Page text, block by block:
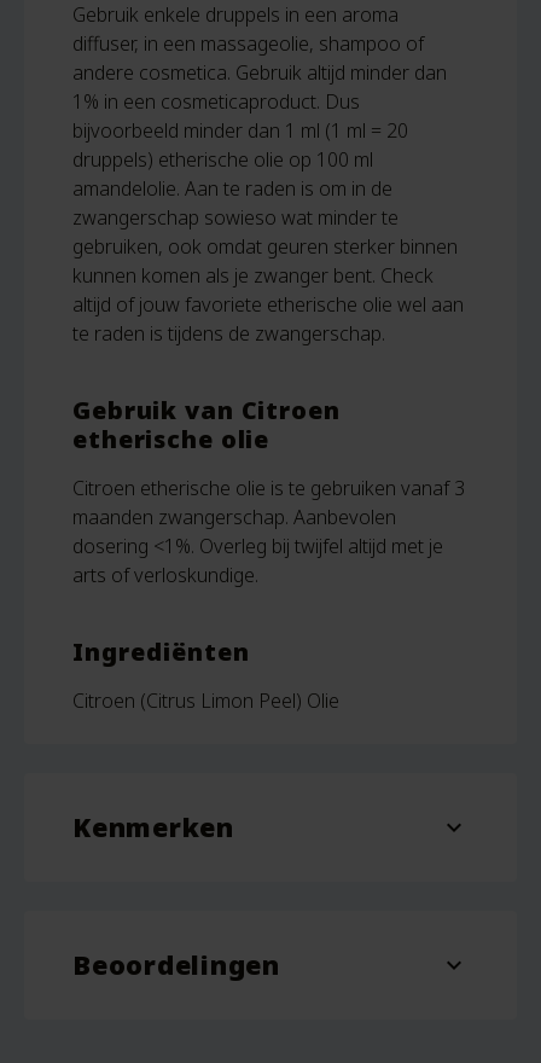
Gebruik enkele druppels in een aroma
diffuser, in een massageolie, shampoo of
andere cosmetica. Gebruik altijd minder dan
1% in een cosmeticaproduct. Dus
bijvoorbeeld minder dan 1 ml (1 ml = 20
druppels) etherische olie op 100 ml
amandelolie. Aan te raden is om in de
zwangerschap sowieso wat minder te
gebruiken, ook omdat geuren sterker binnen
kunnen komen als je zwanger bent. Check
altijd of jouw favoriete etherische olie wel aan
te raden is tijdens de zwangerschap.
Gebruik van Citroen
etherische olie
Citroen etherische olie is te gebruiken vanaf 3
maanden zwangerschap. Aanbevolen
dosering <1%. Overleg bij twijfel altijd met je
arts of verloskundige.
Ingrediënten
Citroen (Citrus Limon Peel) Olie
Kenmerken expand_more
Beoordelingen expand_more